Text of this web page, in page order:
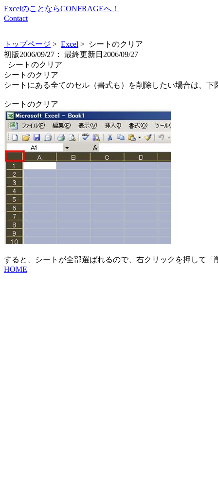
ExcelのことならCONFRAGEへ！
Contact
トップページ > Excel > シートのクリア
初版2006/09/27： 最終更新日 2006/09/27
シートのクリア
シートのクリア
シートにある全てのセル（書式も）を削除したい場合は、
シートのクリア
すると、シートが全部選ばれるので、右クリックを押して
HOME